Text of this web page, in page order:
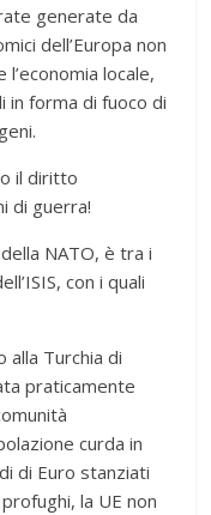
generate da
dell’Europa non
locale,
in forma di fuoco di
il diritto
di guerra!
NATO, è tra i
con i quali
alla Turchia di
praticamente
curda in
di Euro stanziati
la UE non